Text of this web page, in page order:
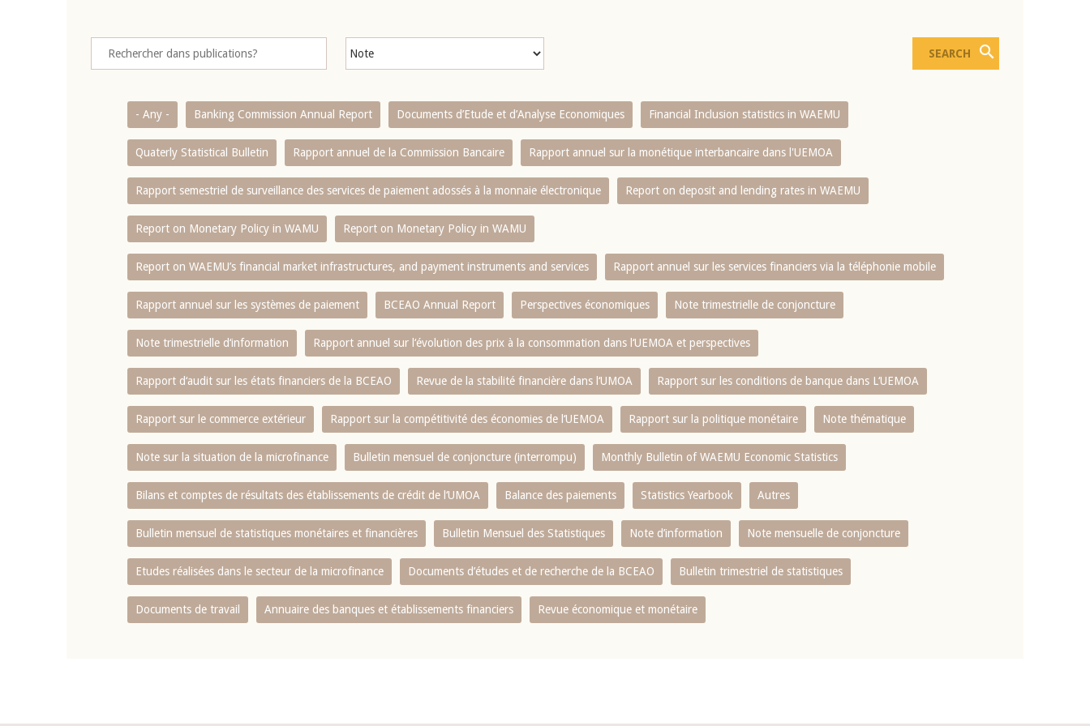
- Any - Banking Commission Annual Report Documents d’Etude et d’Analyse Economiques Financial Inclusion statistics in WAEMU
Quaterly Statistical Bulletin Rapport annuel de la Commission Bancaire Rapport annuel sur la monétique interbancaire dans l'UEMOA
Rapport semestriel de surveillance des services de paiement adossés à la monnaie électronique Report on deposit and lending rates in WAEMU
Report on Monetary Policy in WAMU Report on Monetary Policy in WAMU
Report on WAEMU’s financial market infrastructures, and payment instruments and services Rapport annuel sur les services financiers via la téléphonie mobile
Rapport annuel sur les systèmes de paiement BCEAO Annual Report Perspectives économiques Note trimestrielle de conjoncture
Note trimestrielle d‘information Rapport annuel sur l‘évolution des prix à la consommation dans l‘UEMOA et perspectives
Rapport d‘audit sur les états financiers de la BCEAO Revue de la stabilité financière dans l‘UMOA Rapport sur les conditions de banque dans L‘UEMOA
Rapport sur le commerce extérieur Rapport sur la compétitivité des économies de l‘UEMOA Rapport sur la politique monétaire Note thématique
Note sur la situation de la microfinance Bulletin mensuel de conjoncture (interrompu) Monthly Bulletin of WAEMU Economic Statistics
Bilans et comptes de résultats des établissements de crédit de l‘UMOA Balance des paiements Statistics Yearbook Autres
Bulletin mensuel de statistiques monétaires et financières Bulletin Mensuel des Statistiques Note d’information Note mensuelle de conjoncture
Etudes réalisées dans le secteur de la microfinance Documents d’études et de recherche de la BCEAO Bulletin trimestriel de statistiques
Documents de travail Annuaire des banques et établissements financiers Revue économique et monétaire